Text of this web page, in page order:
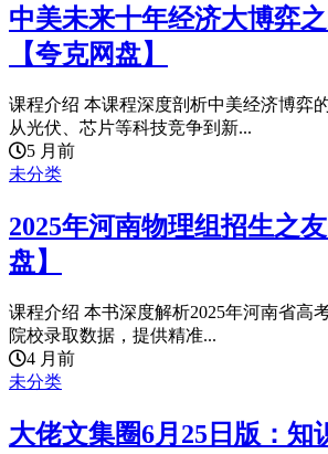
中美未来十年经济大博弈
【夸克网盘】
课程介绍 本课程深度剖析中美经济博弈
从光伏、芯片等科技竞争到新...
5 月前
未分类
2025年河南物理组招生之
盘】
课程介绍 本书深度解析2025年河南省高
院校录取数据，提供精准...
4 月前
未分类
大佬文集圈6月25日版：知